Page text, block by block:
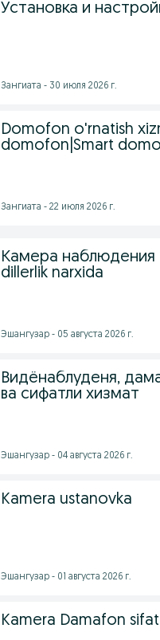
Установка и
Зангиата - 30 июля 2026 г.
Domofon o'rnatish
domofon|Smart
Зангиата - 22 июля 2026 г.
Камера наблюдения
dillerlik narxida
Эшангузар - 05 августа 2026 г.
Видёнаблуденя,
ва сифатли хизмат
Эшангузар - 04 августа 2026 г.
Kamera ustanovka
Эшангузар - 01 августа 2026 г.
Kamera Damafon